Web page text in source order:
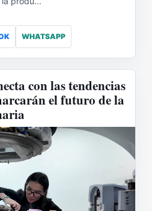
WHATSAPP
con las tendencias
el futuro de la